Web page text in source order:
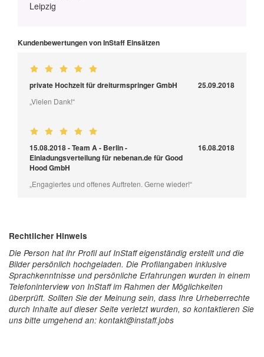
Leipzig
Kundenbewertungen von InStaff Einsätzen
private Hochzeit für dreiturmspringer GmbH 25.09.2018
„Vielen Dank!“
15.08.2018 - Team A - Berlin -
Einladungsverteilung für nebenan.de für Good
Hood GmbH
16.08.2018
„Engagiertes und offenes Auftreten. Gerne wieder!“
Rechtlicher Hinweis
Die Person hat ihr Profil auf InStaff eigenständig erstellt und die
Bilder persönlich hochgeladen. Die Profilangaben inklusive
Sprachkenntnisse und persönliche Erfahrungen wurden in einem
Telefoninterview von InStaff im Rahmen der Möglichkeiten
überprüft. Sollten Sie der Meinung sein, dass Ihre Urheberrechte
durch Inhalte auf dieser Seite verletzt wurden, so kontaktieren Sie
uns bitte umgehend an: kontakt@instaff.jobs